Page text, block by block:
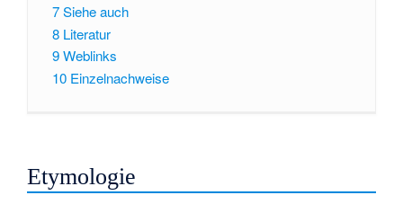
7Siehe auch
8 Literatur
9Weblinks
10 Einzelnachweise
Etymologie